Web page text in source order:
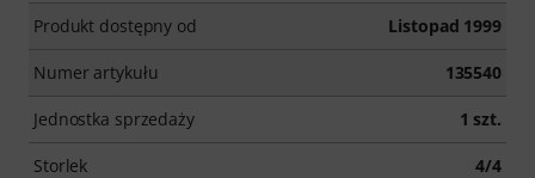
Produkt dostępny od Listopad 1999
Numer artykułu 135540
Jednostka sprzedaży 1 szt.
Storlek 4/4